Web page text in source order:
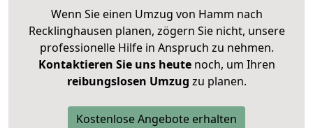
Wenn Sie einen Umzug von Hamm nach
Recklinghausen planen, zögern Sie nicht, unsere
professionelle Hilfe in Anspruch zu nehmen.
Kontaktieren Sie uns heutenoch, um Ihren
reibungslosen Umzug zu planen.
Kostenlose Angebote erhalten